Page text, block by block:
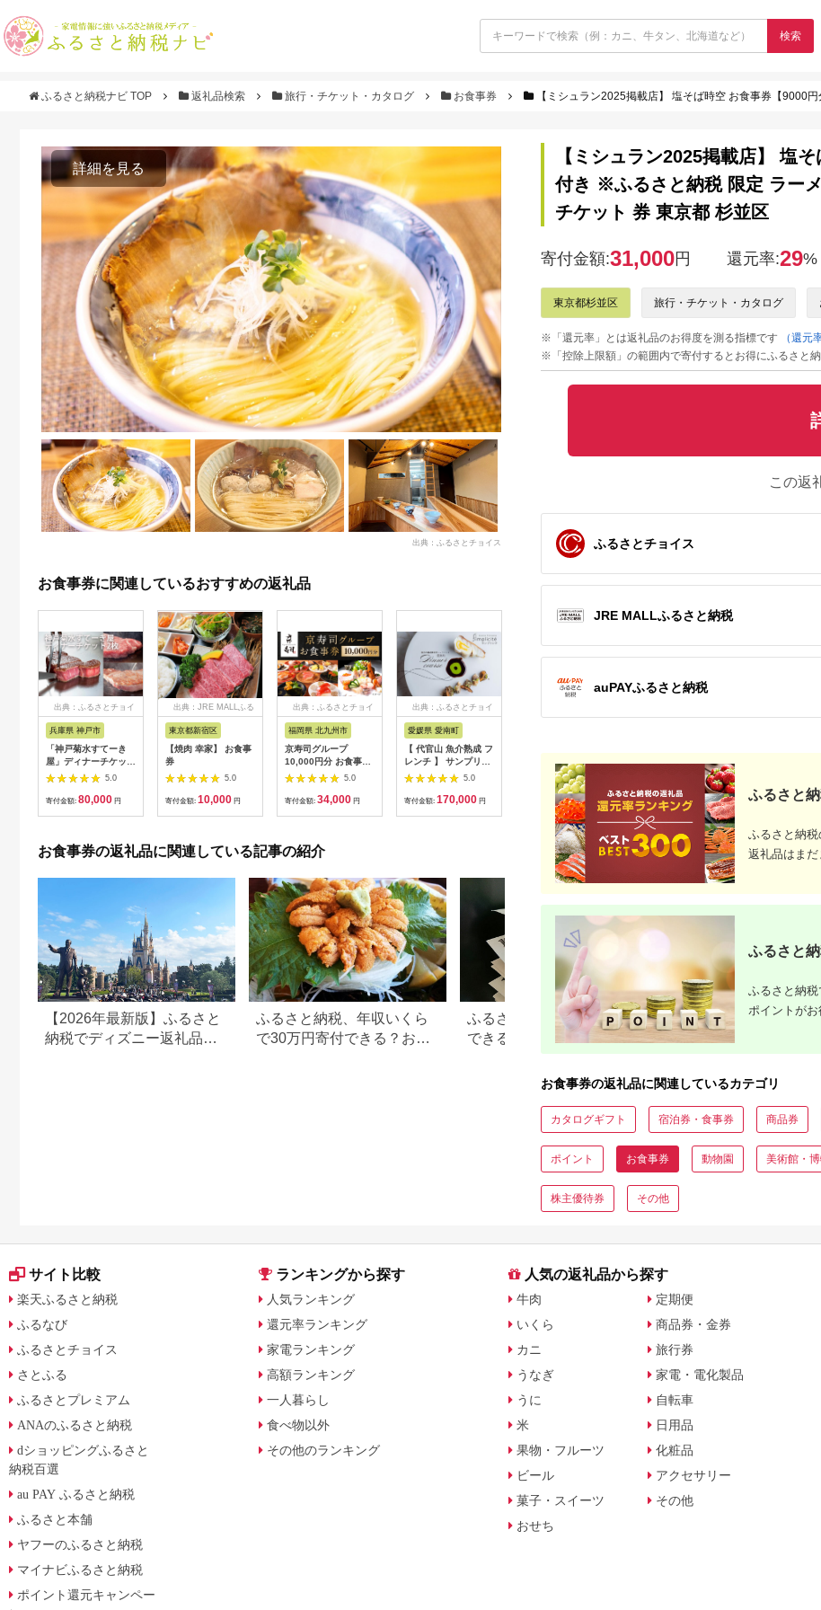
検索
ふるさと納税ナビ TOP 返礼品検索 旅行・チケット・カタログ お食事券 【ミシュラン2025掲載店】 塩そば時空 お食事券【9000円分】 優先 入場券
詳細を見る
出典：ふるさとチョイス
お食事券に関連しているおすすめの返礼品
出典：ふるさとチョイ
兵庫県 神戸市
「神戸菊水すてーき
屋」ディナーチケット
（2枚）
5.0
寄付金額: 80,000 円
出典：JRE MALLふる
東京都新宿区
【焼肉 幸家】 お食事
券
5.0
寄付金額: 10,000 円
出典：ふるさとチョイ
福岡県 北九州市
京寿司グループ
10,000円分 お食事券
1000円×10枚 食事チ
福岡県 北九州市
5.0
寄付金額: 34,000 円
出典：ふるさとチョイ
愛媛県 愛南町
【 代官山 魚介熟成 フ
レンチ 】 サンプリシ
テ 「 愛南町 ディナー
様分
5.0
寄付金額: 170,000 円
ス
テル竹園芦屋」ご宿泊
・ ご飲食券 20000円
分 (1000円×20枚)
【宿泊券 お食事券 入
場券 優待券 チケット
ホテル 竹園芦屋 宿泊
素泊まり 朝食付き 1
泊2食付き サウナ付き
大浴場 レストラン カ
フェ 食事 ランチ ディ
5.0
寄付金額:67,000 円
ス
(ペア）
5.0
寄付金額:100,000円 寄付金額:
お食事券の返礼品に関連している記事の紹介
【2026年最新版】ふるさと
納税でディズニー返礼品は
ふるさと納税、年収いくら
で30万円寄付できる？おす
ふるさと納税で15万円寄付
できる年収は？家電などお
すすめ返礼品も
【2026年】ふるさと
100万円の寄付でもら
すすめ返礼品！
【ミシュラン2025掲載店】 塩
付き ※ふるさと納税 限定 ラー
チケット 券 東京都 杉並区
寄付金額:31,000円 還元率:29%
東京都杉並区 旅行・チケット・カタログ
※「還元率」とは返礼品のお得度を測る指標です
（還元
※「控除上限額」の範囲内で寄付するとお得にふるさと
この返
ふるさとチョイス
JRE MALLふるさと納税
auPAYふるさと納税
ふるさと
ふるさと納
返礼品はまだ
ふるさと
ふるさと納
ポイントが
お食事券の返礼品に関連しているカテゴリ
カタログギフト 宿泊券・食事券 商品券
ポイント お食事券 動物園 美術館・
株主優待券 その他
サイト比較
楽天ふるさと納税
ふるなび
ふるさとチョイス
さとふる
ふるさとプレミアム
ANAのふるさと納税
dショッピングふるさと
納税百選
au PAY ふるさと納税
ふるさと本舗
ヤフーのふるさと納税
マイナビふるさと納税
ポイント還元キャンペー
ランキングから探す
人気ランキング
還元率ランキング
家電ランキング
高額ランキング
一人暮らし
食べ物以外
その他のランキング
人気の返礼品から探す
牛肉
いくら
カニ
うなぎ
うに
米
果物・フルーツ
ビール
菓子・スイーツ
おせち
定期便
商品券・金券
旅行券
家電・電化製品
自転車
日用品
化粧品
アクセサリー
その他